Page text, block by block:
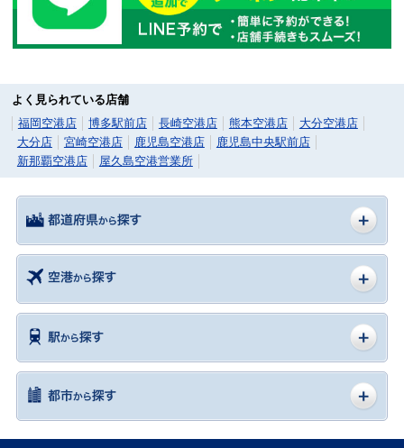
よく見られている店舗
福岡空港店
博多駅前店 長崎空港店 熊本空港店
大分空港店
大分店
宮崎空港店 鹿児島空港店
鹿児島中央駅前店
新那覇空港店
屋久島空港営業所